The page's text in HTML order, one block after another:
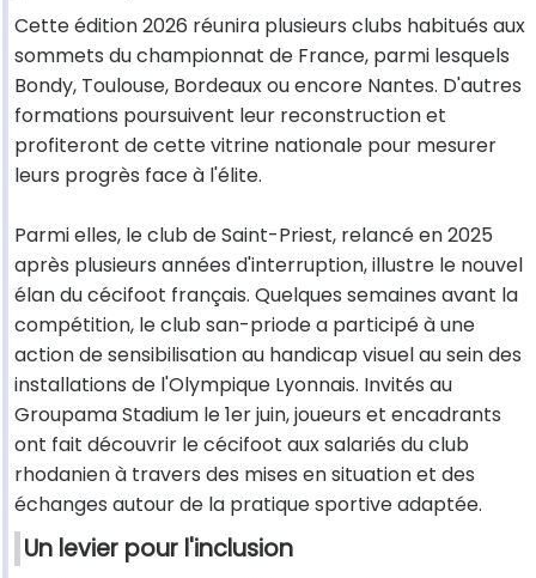
Cette édition 2026 réunira plusieurs clubs habitués aux
sommets du championnat de France, parmi lesquels
Bondy, Toulouse, Bordeaux ou encore Nantes. D'autres
formations poursuivent leur reconstruction et
profiteront de cette vitrine nationale pour mesurer
leurs progrès face à l'élite.
Parmi elles, le club de Saint-Priest, relancé en 2025
après plusieurs années d'interruption, illustre le nouvel
élan du cécifoot français. Quelques semaines avant la
compétition, le club san-priode a participé à une
action de sensibilisation au handicap visuel au sein des
installations de l'Olympique Lyonnais. Invités au
Groupama Stadium le 1er juin, joueurs et encadrants
ont fait découvrir le cécifoot aux salariés du club
rhodanien à travers des mises en situation et des
échanges autour de la pratique sportive adaptée.
Un levier pour l'inclusion